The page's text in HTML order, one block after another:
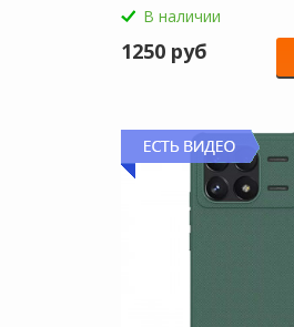
В наличии
1250 руб